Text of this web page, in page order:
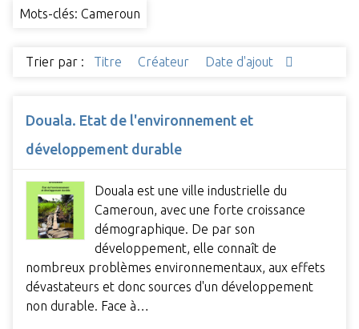
Mots-clés: Cameroun
Trier par : Titre Créateur Date d'ajout
Douala. Etat de l'environnement et
développement durable
Douala est une ville industrielle du
Cameroun, avec une forte croissance
démographique. De par son
développement, elle connaît de
nombreux problèmes environnementaux, aux effets
dévastateurs et donc sources d'un développement
non durable. Face à…